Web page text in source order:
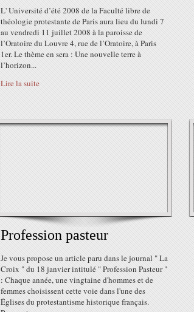
L' Université d’été 2008 de la Faculté libre de
théologie protestante de Paris aura lieu du lundi 7
au vendredi 11 juillet 2008 à la paroisse de
l’Oratoire du Louvre 4, rue de l’Oratoire, à Paris
1er. Le thème en sera : Une nouvelle terre à
l’horizon...
Lire la suite
Profession pasteur
Je vous propose un article paru dans le journal " La
Croix " du 18 janvier intitulé " Profession Pasteur "
: Chaque année, une vingtaine d'hommes et de
femmes choisissent cette voie dans l'une des
Églises du protestantisme historique français.